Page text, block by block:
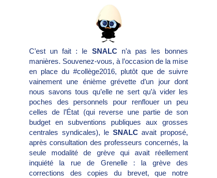
C’est un fait : le SNALCn’a pas les bonnes
manières. Souvenez-vous, à l’occasion de la mise
en place du #collège2016, plutôt que de suivre
vainement une énième grévette d’un jour dont
nous savons tous qu’elle ne sert qu’à vider les
poches des personnels pour renflouer un peu
celles de l’État (qui reverse une partie de son
budget en subventions publiques aux grosses
centrales syndicales), le SNALCavait proposé,
après consultation des professeurs concernés, la
seule modalité de grève qui avait réellement
inquiété la rue de Grenelle : la grève des
corrections des copies du brevet, que notre